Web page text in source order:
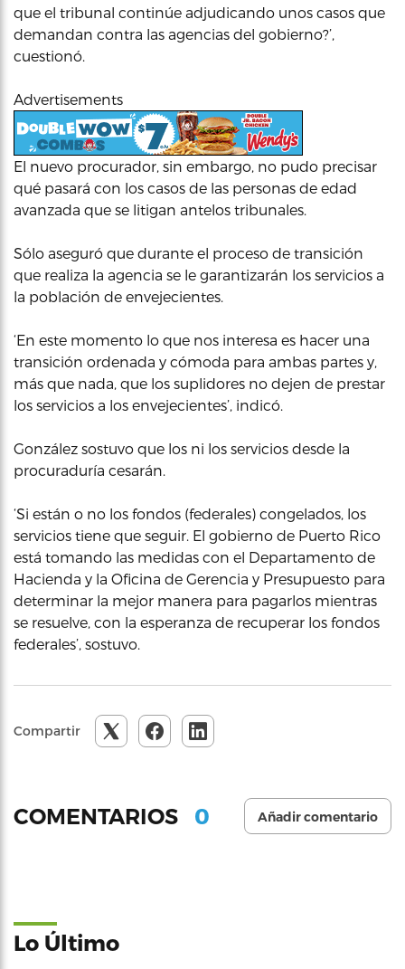
que el tribunal continúe adjudicando unos casos que
demandan contra las agencias del gobierno?’,
cuestionó.
Advertisements
El nuevo procurador, sin embargo, no pudo precisar
qué pasará con los casos de las personas de edad
avanzada que se litigan antelos tribunales.
Sólo aseguró que durante el proceso de transición
que realiza la agencia se le garantizarán los servicios a
la población de envejecientes.
‘En este momento lo que nos interesa es hacer una
transición ordenada y cómoda para ambas partes y,
más que nada, que los suplidores no dejen de prestar
los servicios a los envejecientes’, indicó.
González sostuvo que los ni los servicios desde la
procuraduría cesarán.
‘Si están o no los fondos (federales) congelados, los
servicios tiene que seguir. El gobierno de Puerto Rico
está tomando las medidas con el Departamento de
Hacienda y la Oficina de Gerencia y Presupuesto para
determinar la mejor manera para pagarlos mientras
se resuelve, con la esperanza de recuperar los fondos
federales’, sostuvo.
Compartir
COMENTARIOS 0 Añadir comentario
Lo Último